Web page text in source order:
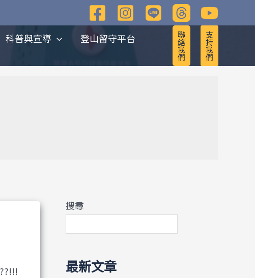
科普與宣導
登山留守平台
聯
絡
我
們
支
持
我
們
搜尋
最新文章
整